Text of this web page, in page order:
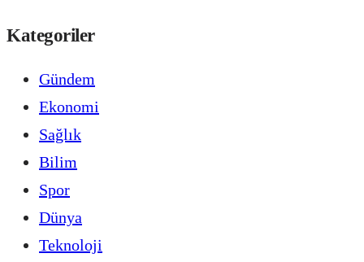
Kategoriler
Gündem
Ekonomi
Sağlık
Bilim
Spor
Dünya
Teknoloji